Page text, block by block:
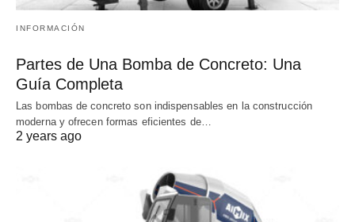
INFORMACIÓN
Partes de Una Bomba de Concreto: Una
Guía Completa
Las bombas de concreto son indispensables en la construcción
moderna y ofrecen formas eficientes de…
2 years ago